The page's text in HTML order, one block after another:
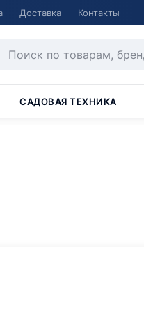
Доставка Контакты
САДОВАЯ ТЕХНИКА